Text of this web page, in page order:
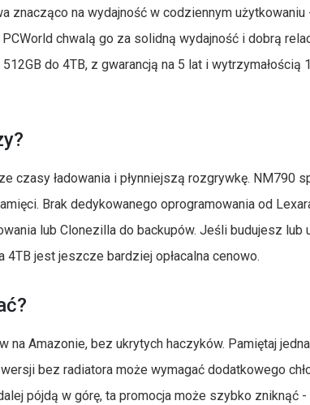
znacząco na wydajność w codziennym
chwalą go za solidną wydajność i dobrą
do 4TB, z gwarancją na 5 lat i wytrzymałością
czasy ładowania i płynniejszą rozgrywkę. NM790
Brak dedykowanego oprogramowania od
lub Clonezilla do backupów. Jeśli budujesz lub
jest jeszcze bardziej opłacalna cenowo.
na Amazonie, bez ukrytych haczyków. Pamiętaj
bez radiatora może wymagać dodatkowego
pójdą w górę, ta promocja może szybko zniknąć -